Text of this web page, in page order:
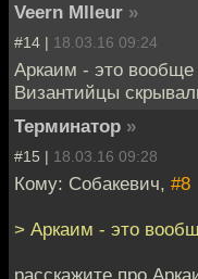
Veern Mlleur »
#14 | 18.03.16 09:24
Аркаим - это вообще
Византийцы
Терминатор »
#15 | 18.03.16 09:28
Кому: Собакевич, #8
> Аркаим - это